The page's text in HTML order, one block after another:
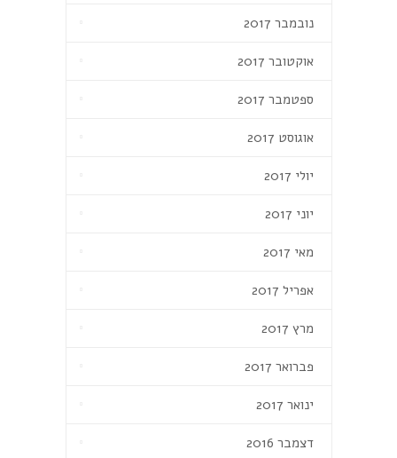
נובמבר 2017
אוקטובר 2017
ספטמבר 2017
אוגוסט 2017
יולי 2017
יוני 2017
מאי 2017
אפריל 2017
מרץ 2017
פברואר 2017
ינואר 2017
דצמבר 2016